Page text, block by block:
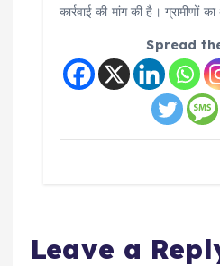
कार्रवाई की मांग की है। ग्रामीणों
Spread
Leave a